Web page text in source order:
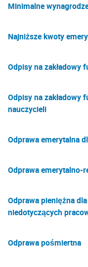
Minimalne
Najniższe kwoty
Odpisy na zakładowy
Odpisy na zakładowy
nauczycieli
Odprawa emerytalna
Odprawa emerytalno-
Odprawa pieniężna
niedotyczących
Odprawa pośmiertna